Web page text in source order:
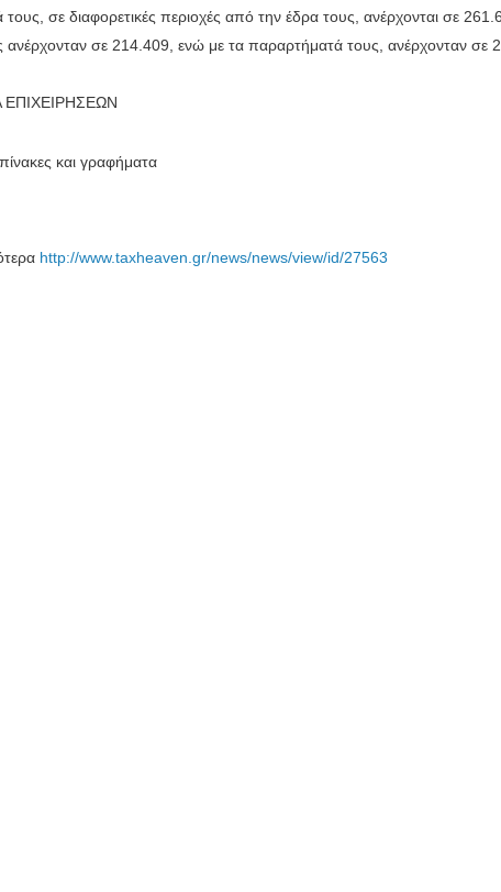
σε διαφορετικές περιοχές από την έδρα τους, ανέρχονται σε
ανέρχονταν σε 214.409, ενώ με τα παραρτήματά τους, ανέρχονταν σε
ΕΠΙΧΕΙΡΗΣΕΩΝ
και γραφήματα
http://www.taxheaven.gr/news/news/view/id/27563